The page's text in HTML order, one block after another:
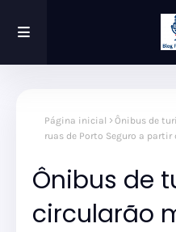
Página inicial
Ônibus de
ruas de Porto Seguro a partir
Ônibus de
circularão